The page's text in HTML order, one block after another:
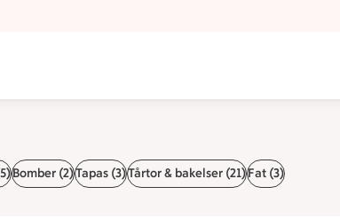
Bomber (2)Tapas (3)Tårtor & bakelser (21)Fat (3)